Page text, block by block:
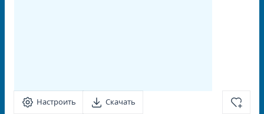
Настроить Скачать